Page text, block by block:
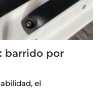
barrido por
el